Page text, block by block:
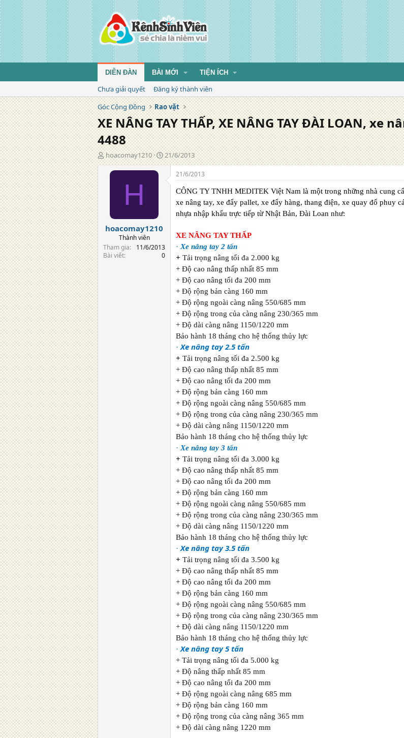
DIỄN ĐÀN BÀI MỚI TIỆN ÍCH
Chưa giải quyết
Đăng ký thành viên
Góc Cộng Đồng
Rao vặt
XE NÂNG TAY THẤP, XE NÂNG TAY ĐÀI LOAN, xe
4488
T
á
hoacomay1210
N
g
y
21/6/2013
H
hoacomay1210
Thành viên
Tham gia
11/6/2013
Bài viết
0
21/6/2013
CÔNG TY TNHH MEDITEK Việt Nam là một trong những nhà cung
xe nâng tay, xe đẩy pallet, xe đẩy hàng, thang điện, xe quay đổ phuy
nhựa nhập khẩu trực tiếp từ Nhật Bản, Đài Loan như:
XE NÂNG TAY THẤP
· Xe nâng tay 2 tấn
+ Tải trọng nâng tối đa 2.000 kg
+ Độ cao nâng thấp nhất 85 mm
+ Độ cao nâng tối đa 200 mm
+ Độ rộng bản càng 160 mm
+ Độ rộng ngoài càng nâng 550/685 mm
+ Độ rộng trong của càng nâng 230/365 mm
+ Độ dài càng nâng 1150/1220 mm
Bảo hành 18 tháng cho hệ thống thủy lực
· Xe nâng tay 2.5 tấn
+ Tải trọng nâng tối đa 2.500 kg
+ Độ cao nâng thấp nhất 85 mm
+ Độ cao nâng tối đa 200 mm
+ Độ rộng bản càng 160 mm
+ Độ rộng ngoài càng nâng 550/685 mm
+ Độ rộng trong của càng nâng 230/365 mm
+ Độ dài càng nâng 1150/1220 mm
Bảo hành 18 tháng cho hệ thống thủy lực
· Xe nâng tay 3 tấn
+ Tải trọng nâng tối đa 3.000 kg
+ Độ cao nâng thấp nhất 85 mm
+ Độ cao nâng tối đa 200 mm
+ Độ rộng bản càng 160 mm
+ Độ rộng ngoài càng nâng 550/685 mm
+ Độ rộng trong của càng nâng 230/365 mm
+ Độ dài càng nâng 1150/1220 mm
Bảo hành 18 tháng cho hệ thống thủy lực
· Xe nâng tay 3.5 tấn
+ Tải trọng nâng tối đa 3.500 kg
+ Độ cao nâng thấp nhất 85 mm
+ Độ cao nâng tối đa 200 mm
+ Độ rộng bản càng 160 mm
+ Độ rộng ngoài càng nâng 550/685 mm
+ Độ rộng trong của càng nâng 230/365 mm
+ Độ dài càng nâng 1150/1220 mm
Bảo hành 18 tháng cho hệ thống thủy lực
· Xe nâng tay 5 tấn
+ Tải trọng nâng tối đa 5.000 kg
+ Độ nâng thấp nhất 85 mm
+ Độ cao nâng tối đa 200 mm
+ Độ rộng ngoài càng nâng 685 mm
+ Độ rộng bản càng 160 mm
+ Độ rộng trong của càng nâng 365 mm
+ Độ dài càng nâng 1220 mm